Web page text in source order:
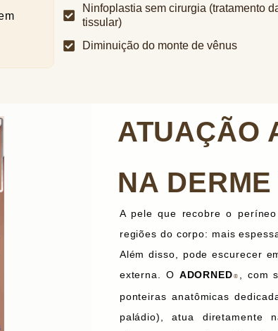
Ninfoplastia sem cirurgia (tratamento
tissular)
Diminuição do monte de vênus
ATUAÇÃO
NA
A pele que recobre o
regiões do corpo: mais
Além disso, pode escurecer
externa. O ADORNED ®
, com
ponteiras anatômicas
paládio), atua diretamente